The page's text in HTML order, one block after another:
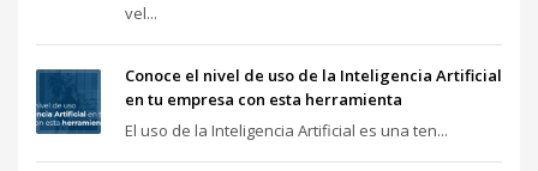
vel...
Conoce el nivel de uso de la Inteligencia Artificial
en tu empresa con esta herramienta
El uso de la Inteligencia Artificial es una ten...